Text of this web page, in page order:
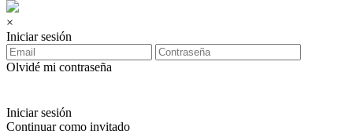
×
Iniciar sesión
Olvidé mi contraseña
Iniciar sesión
Continuar como invitado